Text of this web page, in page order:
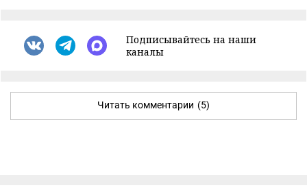
Подписывайтесь на наши
каналы
Читать комментарии (5)